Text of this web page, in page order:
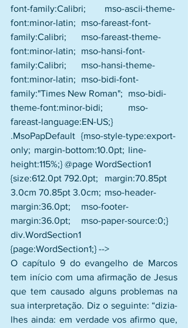
font-family:Calibri; 	mso-ascii-theme-
font:minor-latin; 	mso-fareast-font-
family:Calibri; 	mso-fareast-theme-
font:minor-latin; 	mso-hansi-font-
family:Calibri; 	mso-hansi-theme-
font:minor-latin; 	mso-bidi-font-
family:"Times New Roman"; 	mso-bidi-
theme-font:minor-bidi; 	mso-
fareast-language:EN-US;}
.MsoPapDefault 	{mso-style-type:export-
only; 	margin-bottom:10.0pt; 	line-
height:115%;} @page WordSection1
{size:612.0pt 792.0pt; 	margin:70.85pt
3.0cm 70.85pt 3.0cm; 	mso-header-
margin:36.0pt; 	mso-footer-
margin:36.0pt; 	mso-paper-source:0;}
div.WordSection1
{page:WordSection1;} -->
O capítulo 9 do evangelho de Marcos
tem início com uma afirmação de Jesus
que tem causado alguns problemas na
sua interpretação. Diz o seguinte: “dizia-
lhes ainda: em verdade vos afirmo que,